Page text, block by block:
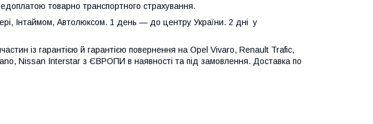
товарно транспортного страхування.
Інтаймом, Автолюксом. 1 день — до центру України. 2 дні у
із гарантією й гарантією повернення на Opel Vivaro, Renault Trafic,
Nissan Interstar з ЄВРОПИ в наявності та під замовлення. Доставка по